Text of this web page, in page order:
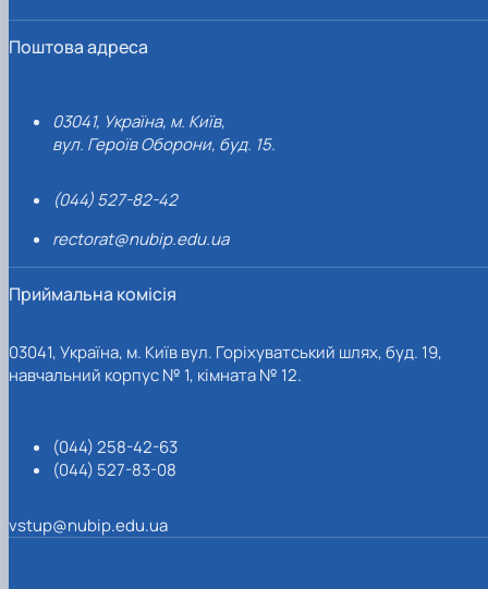
Поштова адреса
03041, Україна, м. Київ,
вул. Героїв Оборони, буд. 15.
(044) 527-82-42
rectorat@nubip.edu.ua
Приймальна комісія
03041, Україна, м. Київ вул. Горіхуватський шлях, буд. 19,
навчальний корпус № 1, кімната № 12.
(044) 258-42-63
(044) 527-83-08
vstup@nubip.edu.ua